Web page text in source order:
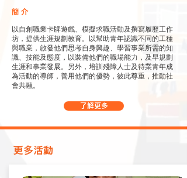
簡介
以自創職業卡牌遊戲、模擬求職活動及撰寫履歷工作
坊，提供生涯規劃教育。以幫助青年認識不同的工種
與職業，啟發他們思考自身興趣、學習事業所需的知
識、技能及態度，以裝備他們的職場能力，及早規劃
生涯和事業發展。另外，培訓殘障人士及待業青年成
為活動的導師，善用他們的優勢，彼此尊重，推動社
會共融。
了解更多
​更多活動